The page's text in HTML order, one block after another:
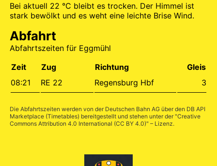
Bei aktuell 22 °C bleibt es trocken. Der Himmel ist
stark bewölkt und es weht eine leichte Brise Wind.
Abfahrt
Abfahrtszeiten für Eggmühl
Zeit
Zug Richtung
Gleis
08:21
RE 22 Regensburg Hbf 3
Die Abfahrtszeiten werden von der Deutschen Bahn AG über den DB API
Marketplace (Timetables) bereitgestellt und stehen unter der "Creative
Commons Attribution 4.0 International (CC BY 4.0)" – Lizenz.